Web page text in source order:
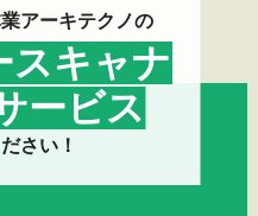
アーキテクノの
スキャナ
ービス
さい！